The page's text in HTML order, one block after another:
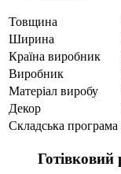
Товщина
Ширина
Країна виробник
Виробник
Матеріал виробу
Декор
Складська програма
Готівковий